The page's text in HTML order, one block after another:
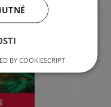
BY COOKIESCRIPT